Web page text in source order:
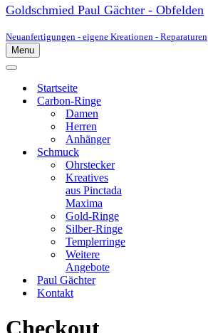
Goldschmied Paul Gächter - Obfelden
Neuanfertigungen - eigene Kreationen - Reparaturen
Menu
Navigationsmenü
Navigationsmenü
Startseite
Carbon-Ringe
Damen
Herren
Anhänger
Schmuck
Ohrstecker
Kreatives
aus Pinctada
Maxima
Gold-Ringe
Silber-Ringe
Templerringe
Weitere
Angebote
Paul Gächter
Kontakt